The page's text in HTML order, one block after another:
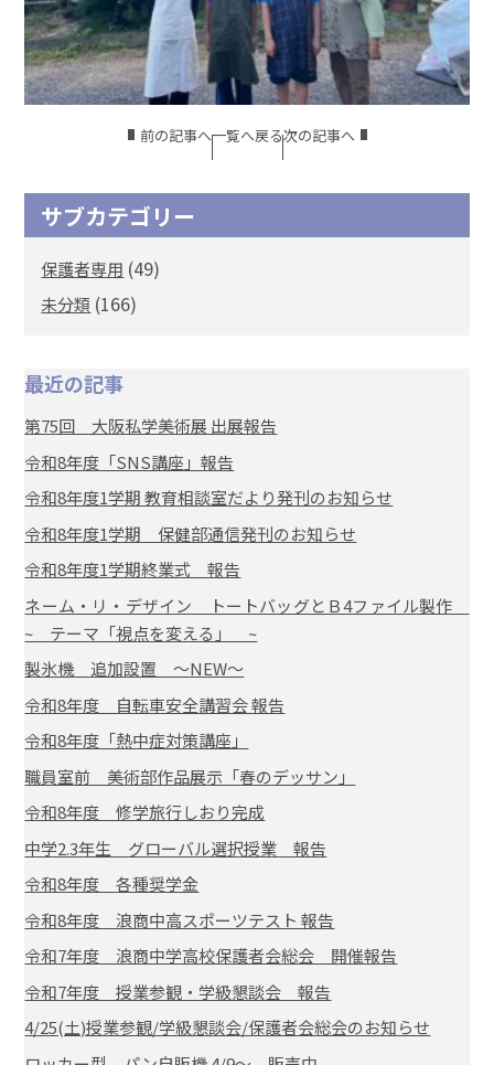
前の記事へ一覧へ戻る次の記事へ
サブカテゴリー
保護者専用 (49)
未分類 (166)
最近の記事
第75回 大阪私学美術展 出展報告
令和8年度「SNS講座」報告
令和8年度1学期 教育相談室だより発刊のお知らせ
令和8年度1学期 保健部通信発刊のお知らせ
令和8年度1学期終業式 報告
ネーム・リ・デザイン トートバッグとＢ4ファイル製作
~ テーマ「視点を変える」 ~
製氷機 追加設置 ～NEW～
令和8年度 自転車安全講習会 報告
令和8年度「熱中症対策講座」
職員室前 美術部作品展示「春のデッサン」
令和8年度 修学旅行しおり完成
中学2.3年生 グローバル選択授業 報告
令和8年度 各種奨学金
令和8年度 浪商中高スポーツテスト 報告
令和7年度 浪商中学高校保護者会総会 開催報告
令和7年度 授業参観・学級懇談会 報告
4/25(土)授業参観/学級懇談会/保護者会総会のお知らせ